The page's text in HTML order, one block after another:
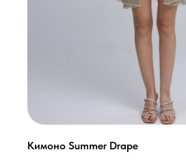
Кимоно Summer Drape